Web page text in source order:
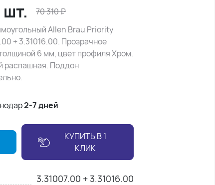
шт. 70 310₽
Allen Brau Priority
+ 3.31016.00. Прозрачное
6 мм, цвет профиля Хром.
распашная. Поддон
2-7 дней
КУПИТЬ В 1
КЛИК
3.31007.00 + 3.31016.00